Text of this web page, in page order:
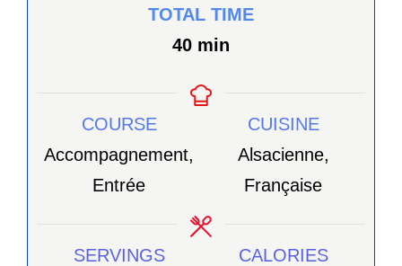
TOTAL TIME
40minutes
min
COURSE
Accompagnement,
Entrée
CUISINE
Alsacienne,
Française
SERVINGS
CALORIES